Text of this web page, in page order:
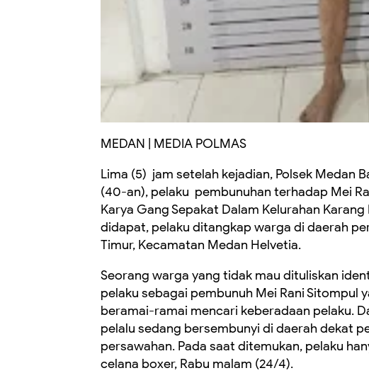
MEDAN | MEDIA POLMAS
Lima (5) jam setelah kejadian, Polsek Medan
(40-an), pelaku pembunuhan terhadap Mei
Karya Gang Sepakat Dalam Kelurahan
didapat, pelaku ditangkap warga di daerah
Timur, Kecamatan Medan Helvetia.
Seorang warga yang tidak mau dituliskan
pelaku sebagai pembunuh Mei Rani Sitompul
beramai-ramai mencari keberadaan pelaku.
pelalu sedang bersembunyi di daerah dekat
persawahan. Pada saat ditemukan, pelaku
celana boxer, Rabu malam (24/4).